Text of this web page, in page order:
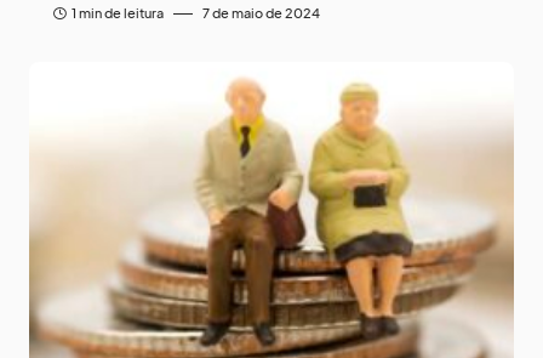
1 min de leitura 7 de maio de 2024